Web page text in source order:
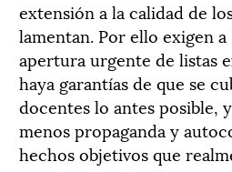
extensión a la calidad de
lamentan. Por ello exigen
apertura urgente de listas
haya garantías de que se
docentes lo antes posible,
menos propaganda y
hechos objetivos que